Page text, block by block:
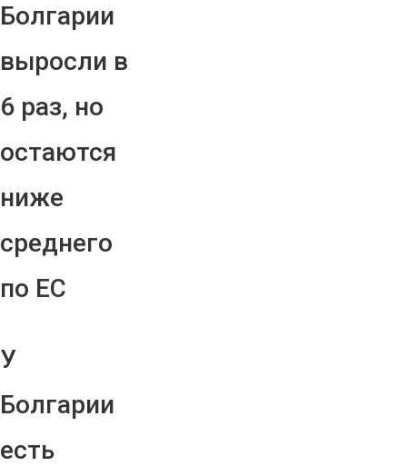
Болгарии
выросли в
6 раз, но
остаются
ниже
среднего
по ЕС
У
Болгарии
есть